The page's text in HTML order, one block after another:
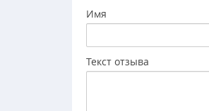
Имя
Текст отзыва